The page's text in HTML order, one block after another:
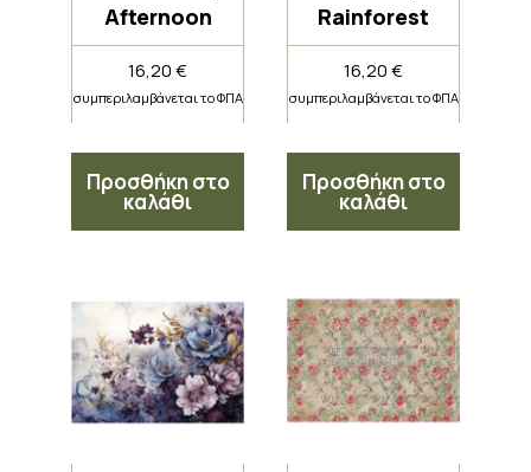
Afternoon
16,20€
συμπεριλαμβάνεται το ΦΠΑ
Προσθήκη στο
καλάθι
Rainforest
16,20€
συμπεριλαμβάνεται το ΦΠΑ
Προσθήκη στο
καλάθι